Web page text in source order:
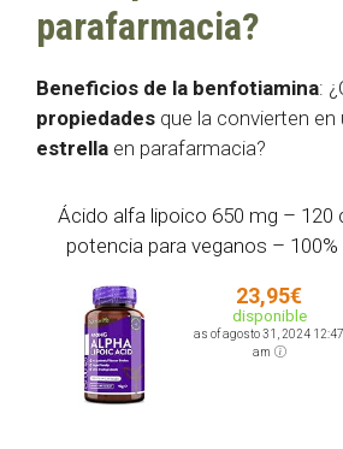
parafarmacia?
Beneficios de la benfotiamina:
propiedades que la convierten en
estrella en parafarmacia?
Ácido alfa lipoico 650 mg – 120
potencia para veganos – 100%
23,95€
disponible
as of agosto 31, 2024 12:47
am